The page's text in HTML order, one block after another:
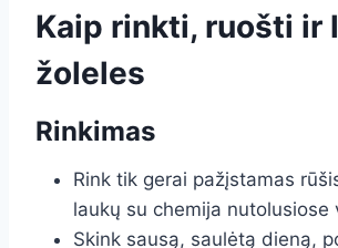
Kaip rinkti, ruošti ir
žoleles
Rinkimas
Rink tik gerai pažįstamas
laukų su chemija nutolusiose
Skink sausą, saulėtą dieną,